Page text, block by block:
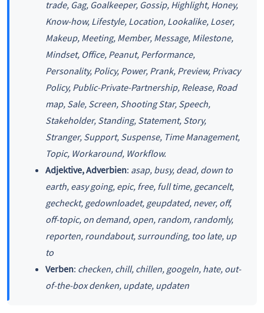
trade, Gag, Goalkeeper, Gossip, Highlight, Honey,
Know-how, Lifestyle, Location, Lookalike, Loser,
Makeup, Meeting, Member, Message, Milestone,
Mindset, Office, Peanut, Performance,
Personality, Policy, Power, Prank, Preview, Privacy
Policy, Public-Private-Partnership, Release, Road
map, Sale, Screen, Shooting Star, Speech,
Stakeholder, Standing, Statement, Story,
Stranger, Support, Suspense, Time Management,
Topic, Workaround, Workflow.
Adjektive, Adverbien: asap, busy, dead, down to
earth, easy going, epic, free, full time, gecancelt,
gecheckt, gedownloadet, geupdated, never, off,
off-topic, on demand, open, random, randomly,
reporten, roundabout, surrounding, too late, up
to
Verben: checken, chill, chillen, googeln, hate, out-
of-the-box denken, update, updaten